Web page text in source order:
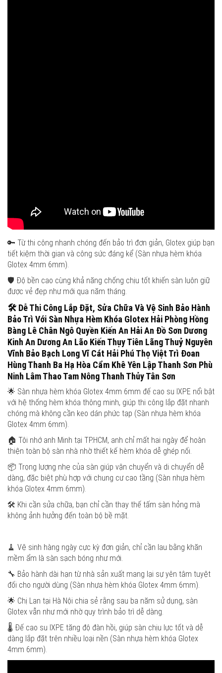
🔑 Từ thi công nhanh chóng đến bảo trì đơn giản, Glotex giúp bạn
tiết kiệm thời gian và công sức đáng kể (Sàn nhựa hèm khóa
Glotex 4mm 6mm).
🛡️ Độ bền cao cùng khả năng chống chịu tốt khiến sàn luôn giữ
được vẻ đẹp như mới qua năm tháng.
🛠️ Dễ Thi Công Lắp Đặt, Sửa Chữa Và Vệ Sinh Bảo Hành
Bảo Trì Với Sàn Nhựa Hèm Khóa Glotex Hải Phòng Hồng
Bàng Lê Chân Ngô Quyền Kiến An Hải An Đồ Sơn Dương
Kinh An Dương An Lão Kiến Thụy Tiên Lãng Thuỷ Nguyên
Vĩnh Bảo Bạch Long Vĩ Cát Hải Phú Thọ Việt Trì Đoan
Hùng Thanh Ba Hạ Hòa Cẩm Khê Yên Lập Thanh Sơn Phù
Ninh Lâm Thao Tam Nông Thanh Thủy Tân Sơn
🌟 Sàn nhựa hèm khóa Glotex 4mm 6mm đế cao su IXPE nổi bật
với hệ thống hèm khóa thông minh, giúp thi công lắp đặt nhanh
chóng mà không cần keo dán phức tạp (Sàn nhựa hèm khóa
Glotex 4mm 6mm).
🏠 Tôi nhớ anh Minh tại TP.HCM, anh chỉ mất hai ngày để hoàn
thiện toàn bộ sàn nhà nhờ thiết kế hèm khóa dễ ghép nối.
📦 Trọng lượng nhẹ của sàn giúp vận chuyển và di chuyển dễ
dàng, đặc biệt phù hợp với chung cư cao tầng (Sàn nhựa hèm
khóa Glotex 4mm 6mm).
🛠️ Khi cần sửa chữa, bạn chỉ cần thay thế tấm sàn hỏng mà
không ảnh hưởng đến toàn bộ bề mặt.
🧹 Vệ sinh hàng ngày cực kỳ đơn giản, chỉ cần lau bằng khăn
mềm ẩm là sàn sạch bóng như mới.
🔧 Bảo hành dài hạn từ nhà sản xuất mang lại sự yên tâm tuyệt
đối cho người dùng (Sàn nhựa hèm khóa Glotex 4mm 6mm).
🌟 Chị Lan tại Hà Nội chia sẻ rằng sau ba năm sử dụng, sàn
Glotex vẫn như mới nhờ quy trình bảo trì dễ dàng.
🌡️ Đế cao su IXPE tăng độ đàn hồi, giúp sàn chịu lực tốt và dễ
dàng lắp đặt trên nhiều loại nền (Sàn nhựa hèm khóa Glotex
4mm 6mm).